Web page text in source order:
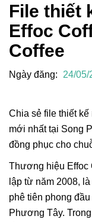
File thiết
Effoc
Coffee
Ngày đăng: 24/05/
Chia sẻ file thiết kế
mới nhất tại Song
đồng phục cho
Thương hiệu Effoc
lập từ năm 2008,
phê tiên phong
Phương Tây.